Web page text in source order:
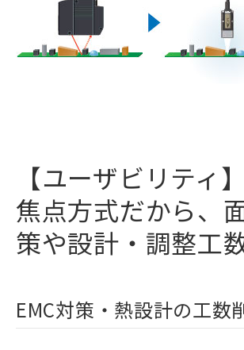
【ユーザビリティ
焦点方式だから、
策や設計・調整工
EMC対策・熱設計の工数